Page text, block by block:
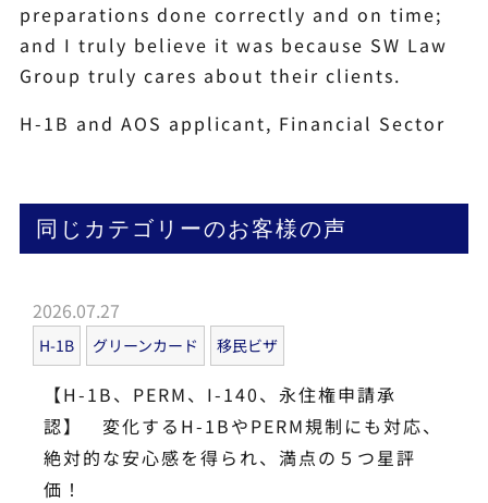
preparations done correctly and on time;
and I truly believe it was because SW Law
Group truly cares about their clients.
H-1B and AOS applicant, Financial Sector
同じカテゴリーのお客様の声
2026.07.27
H-1B グリーンカード 移民ビザ
【H-1B、PERM、I-140、永住権申請承
認】 変化するH-1BやPERM規制にも対応、
絶対的な安心感を得られ、満点の５つ星評
価！